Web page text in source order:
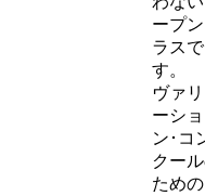
ープ
ラスで
す。
ヴァ
ーショ
ン･コ
クー
ため